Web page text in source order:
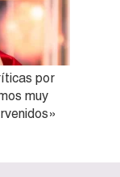
por
muy